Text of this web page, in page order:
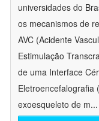
universidades do
os mecanismos de
AVC (Acidente
Estimulação
de uma Interface
Eletroencefalografia
exoesqueleto de m...